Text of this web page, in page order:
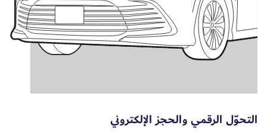
التحوّل الرقمي والحجز الإلكتروني